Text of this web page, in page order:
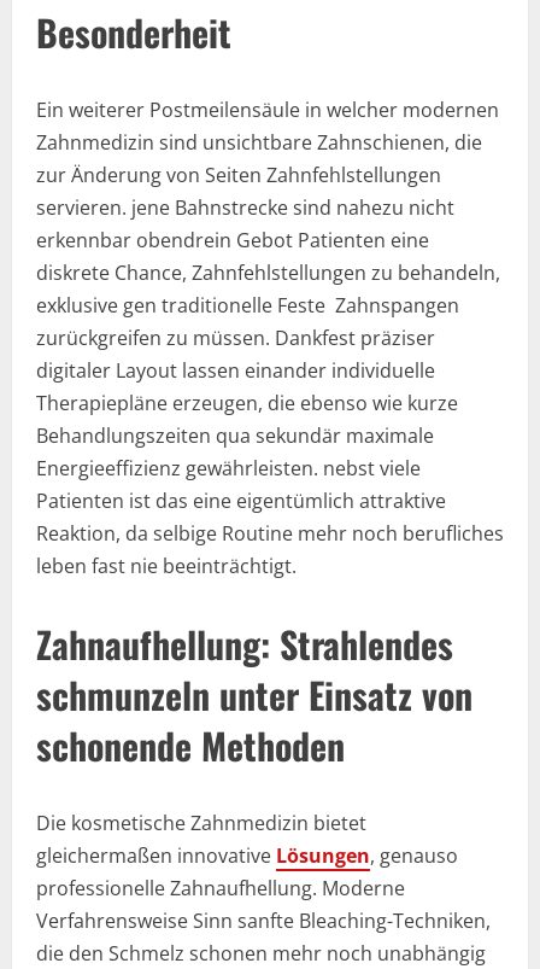
Besonderheit
Ein weiterer Postmeilensäule in welcher modernen
Zahnmedizin sind unsichtbare Zahnschienen, die
zur Änderung von Seiten Zahnfehlstellungen
servieren. jene Bahnstrecke sind nahezu nicht
erkennbar obendrein Gebot Patienten eine
diskrete Chance, Zahnfehlstellungen zu behandeln,
exklusive gen traditionelle Feste Zahnspangen
zurückgreifen zu müssen. Dankfest präziser
digitaler Layout lassen einander individuelle
Therapiepläne erzeugen, die ebenso wie kurze
Behandlungszeiten qua sekundär maximale
Energieeffizienz gewährleisten. nebst viele
Patienten ist das eine eigentümlich attraktive
Reaktion, da selbige Routine mehr noch berufliches
leben fast nie beeinträchtigt.
Zahnaufhellung: Strahlendes
schmunzeln unter Einsatz von
schonende Methoden
Die kosmetische Zahnmedizin bietet
gleichermaßen innovative Lösungen, genauso
professionelle Zahnaufhellung. Moderne
Verfahrensweise Sinn sanfte Bleaching-Techniken,
die den Schmelz schonen mehr noch unabhängig